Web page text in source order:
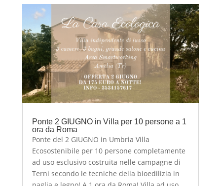
Ponte 2 GIUGNO in Villa per 10 persone a 1
ora da Roma
Ponte del 2 GIUGNO in Umbria Villa
Ecosostenibile per 10 persone completamente
ad uso esclusivo costruita nelle campagne di
Terni secondo le tecniche della bioedilizia in